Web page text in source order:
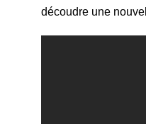
découdre une